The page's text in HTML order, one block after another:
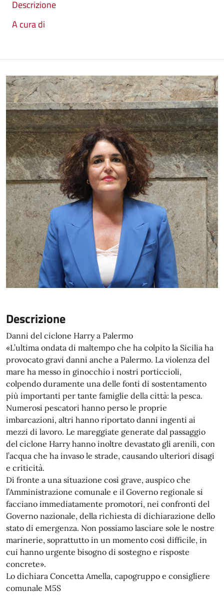
Descrizione
A cura di
Descrizione
Danni del ciclone Harry a Palermo
«L’ultima ondata di maltempo che ha colpito la Sicilia ha
provocato gravi danni anche a Palermo. La violenza del
mare ha messo in ginocchio i nostri porticcioli,
colpendo duramente una delle fonti di sostentamento
più importanti per tante famiglie della città: la pesca.
Numerosi pescatori hanno perso le proprie
imbarcazioni, altri hanno riportato danni ingenti ai
mezzi di lavoro. Le mareggiate generate dal passaggio
del ciclone Harry hanno inoltre devastato gli arenili, con
l’acqua che ha invaso le strade, causando ulteriori disagi
e criticità.
Di fronte a una situazione così grave, auspico che
l’Amministrazione comunale e il Governo regionale si
facciano immediatamente promotori, nei confronti del
Governo nazionale, della richiesta di dichiarazione dello
stato di emergenza. Non possiamo lasciare sole le nostre
marinerie, soprattutto in un momento così difficile, in
cui hanno urgente bisogno di sostegno e risposte
concrete».
Lo dichiara Concetta Amella, capogruppo e consigliere
comunale M5S